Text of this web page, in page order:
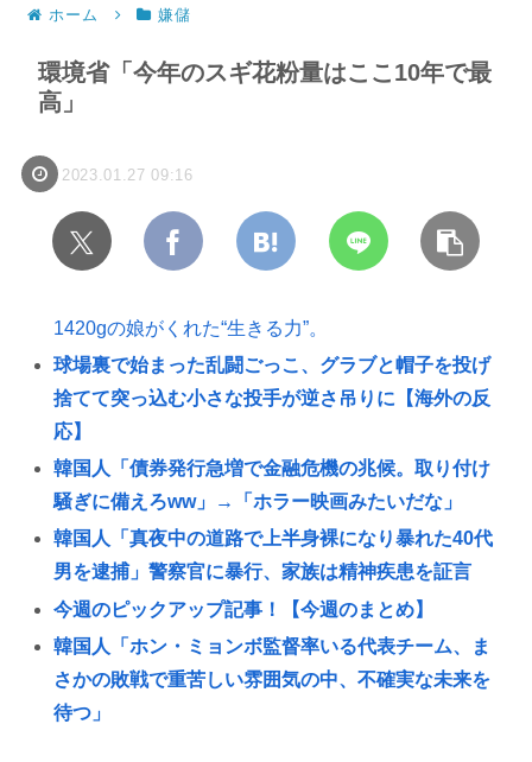
ホーム 嫌儲
環境省「今年のスギ花粉量はここ10年で最
高」
2023.01.27 09:16
1420gの娘がくれた“生きる力”。
球場裏で始まった乱闘ごっこ、グラブと帽子を投げ
捨てて突っ込む小さな投手が逆さ吊りに【海外の反
応】
韓国人「債券発行急増で金融危機の兆候。取り付け
騒ぎに備えろww」→「ホラー映画みたいだな」
韓国人「真夜中の道路で上半身裸になり暴れた40代
男を逮捕」警察官に暴行、家族は精神疾患を証言
今週のピックアップ記事！【今週のまとめ】
韓国人「ホン・ミョンボ監督率いる代表チーム、ま
さかの敗戦で重苦しい雰囲気の中、不確実な未来を
待つ」